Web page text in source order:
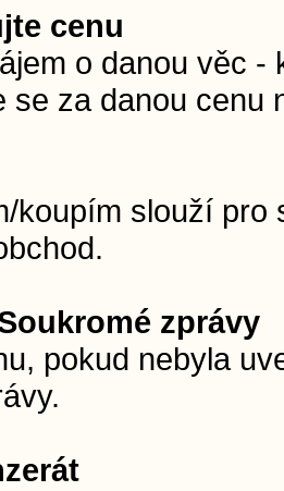
cenu
o danou věc
se za danou
koupím slouží pro
zprávy
pokud nebyla